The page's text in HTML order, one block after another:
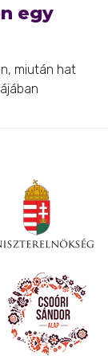
egy
miután hat